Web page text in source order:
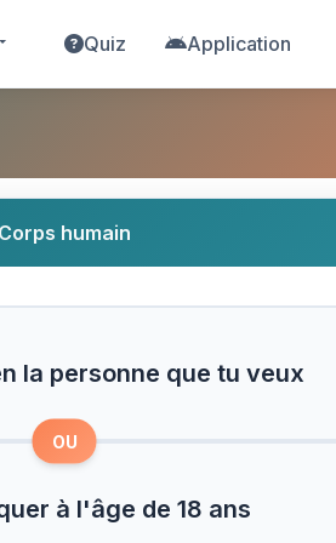
Quiz Application
ou Rester bloquer à
Corps humain
la personne que tu veux
OU
à l'âge de 18 ans